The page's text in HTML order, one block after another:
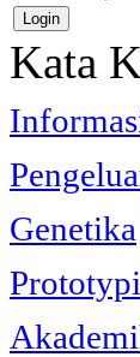
Kata
Genetika